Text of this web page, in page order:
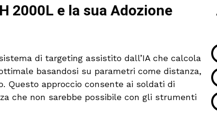
2000L e la sua Adozione
di targeting assistito dall’IA che calcola
basandosi su parametri come distanza,
Questo approccio consente ai soldati di
che non sarebbe possibile con gli strumenti